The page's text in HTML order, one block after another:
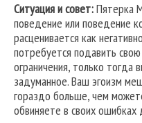
Ситуация и совет:Пятерка
поведение или поведение
расценивается как
потребуется подавить
ограничения, только
задуманное. Ваш эгоизм
гораздо больше, чем
обвиняете в своих ошибках